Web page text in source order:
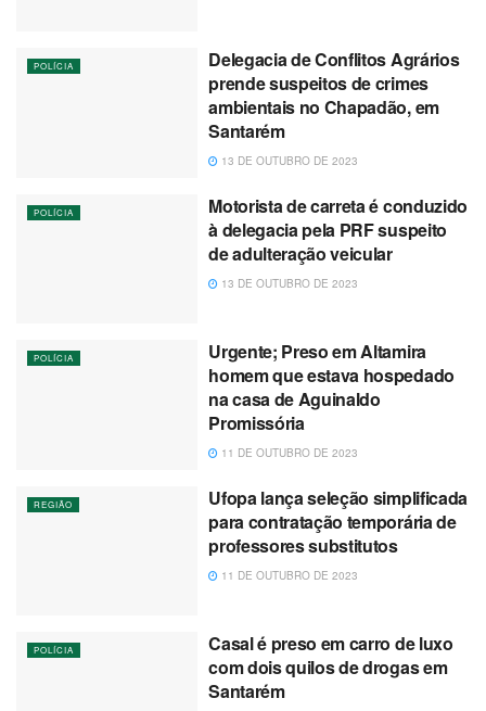
POLÍCIA
Delegacia de Conflitos Agrários
prende suspeitos de crimes
ambientais no Chapadão, em
Santarém
13 DE OUTUBRO DE 2023
POLÍCIA
Motorista de carreta é conduzido
à delegacia pela PRF suspeito
de adulteração veicular
13 DE OUTUBRO DE 2023
POLÍCIA
Urgente; Preso em Altamira
homem que estava hospedado
na casa de Aguinaldo
Promissória
11 DE OUTUBRO DE 2023
REGIÃO
Ufopa lança seleção simplificada
para contratação temporária de
professores substitutos
11 DE OUTUBRO DE 2023
POLÍCIA
Casal é preso em carro de luxo
com dois quilos de drogas em
Santarém